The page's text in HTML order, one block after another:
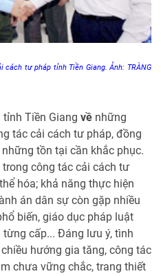
tư pháp tỉnh Tiền Giang. Ảnh: TRÀNG
Tiền Giang về những
tác cải cách tư pháp, đồng
tồn tại cần khắc phục.
công tác cải cách tư
hóa; khả năng thực hiện
án dân sự còn gặp nhiều
biến, giáo dục pháp luật
cấp... Đáng lưu ý, tình
hướng gia tăng, công tác
chưa vững chắc, trang thiết